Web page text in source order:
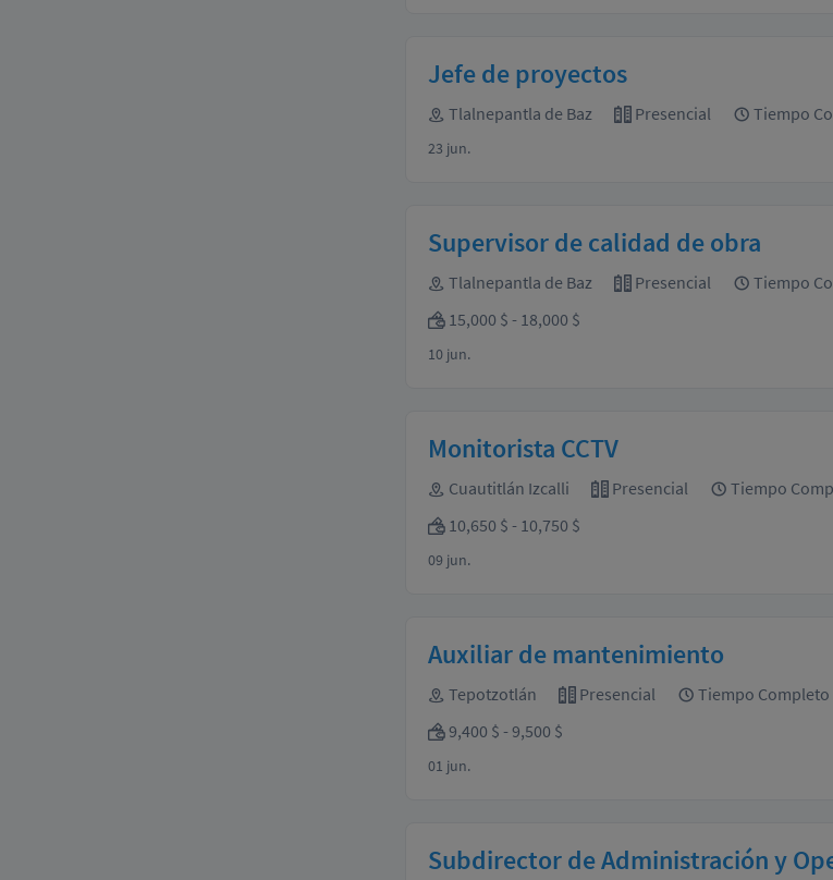
Jefe de proyectos
Tlalnepantla de Baz Presencial Tiempo
23 jun.
Supervisor de calidad de obra
Tlalnepantla de Baz Presencial Tiempo
15,000 $ - 18,000 $
10 jun.
Monitorista CCTV
Cuautitlán Izcalli Presencial Tiempo
10,650 $ - 10,750 $
09 jun.
Auxiliar de mantenimiento
Tepotzotlán Presencial Tiempo Completo
9,400 $ - 9,500 $
01 jun.
Subdirector de Administración y